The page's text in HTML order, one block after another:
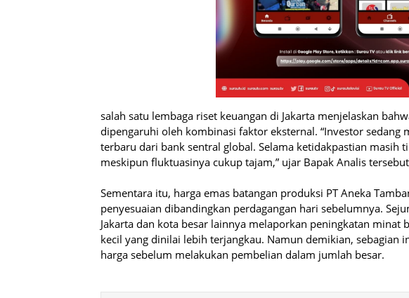
salah satu lembaga riset keuangan di Jakarta menjelaskan
dipengaruhi oleh kombinasi faktor eksternal. “Investor sedang
terbaru dari bank sentral global. Selama ketidakpastian masih
meskipun fluktuasinya cukup tajam,” ujar Bapak Analis
Sementara itu, harga emas batangan produksi PT Aneka
penyesuaian dibandingkan perdagangan hari sebelumnya.
Jakarta dan kota besar lainnya melaporkan peningkatan
kecil yang dinilai lebih terjangkau. Namun demikian, sebagian
harga sebelum melakukan pembelian dalam jumlah besar.